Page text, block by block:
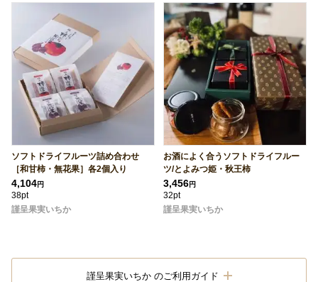
ソフトドライフルーツ詰め合わせ
［和甘柿・無花果］各2個入り
4,104円
38pt
謹呈果実いちか
お酒によく合うソフトドライフルー
ツ/とよみつ姫・秋王柿
3,456円
32pt
謹呈果実いちか
謹呈果実いちか のご利用ガイド